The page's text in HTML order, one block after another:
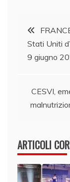
articoli
Stati Uniti
9 giugno
CESVI,
ARTICOLI